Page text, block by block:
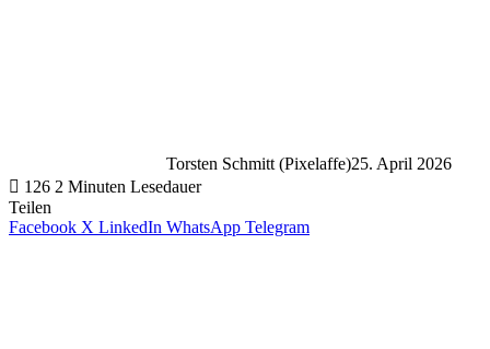
Torsten Schmitt (Pixelaffe)25. April 2026
126 2 Minuten Lesedauer
Teilen
Facebook X LinkedIn WhatsApp Telegram